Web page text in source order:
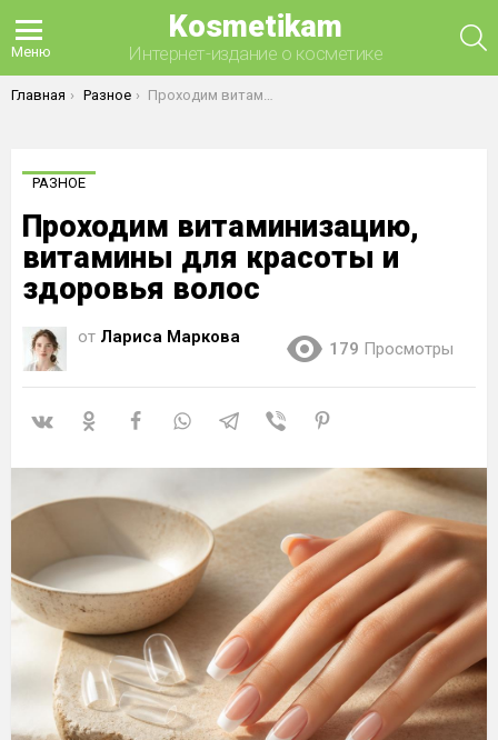
Меню
Kosmetikam
Интернет-издание о косметике
Вы здесь:
Главная Разное Проходим витаминизацию, витамины для красоты и здоровья волос
РАЗНОЕ
Проходим витаминизацию,
витамины для красоты и
здоровья волос
от Лариса Маркова
179 Просмотры